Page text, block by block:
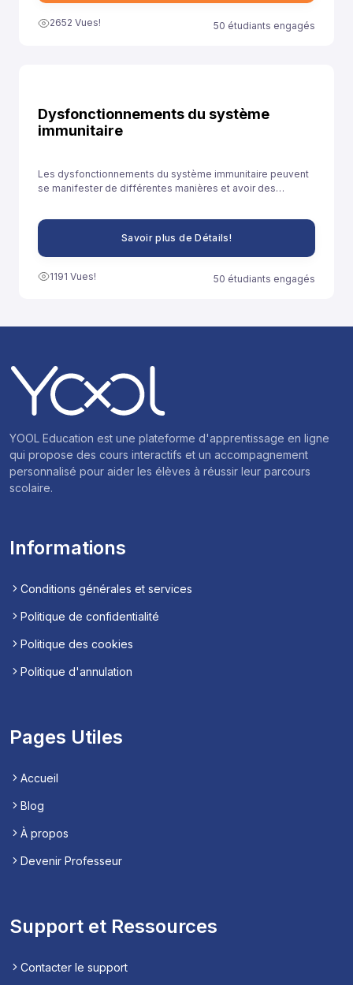
2652 Vues! 50 étudiants engagés
Dysfonctionnements du système
immunitaire
Les dysfonctionnements du système immunitaire peuvent
se manifester de différentes manières et avoir des
Savoir plus de Détails!
1191 Vues! 50 étudiants engagés
YOOL Education est une plateforme d'apprentissage en ligne
qui propose des cours interactifs et un accompagnement
personnalisé pour aider les élèves à réussir leur parcours
scolaire.
Informations
Conditions générales et services
Politique de confidentialité
Politique des cookies
Politique d'annulation
Pages Utiles
Accueil
Blog
À propos
Devenir Professeur
Support et Ressources
Contacter le support